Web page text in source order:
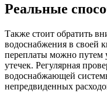
Реальные
Также стоит обратить
водоснабжения в своей
переплаты можно путем
утечек. Регулярная
водоснабжающей
непредвиденных